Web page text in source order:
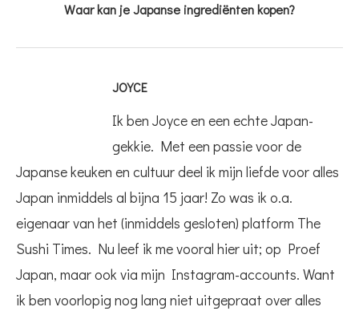
Waar kan je Japanse ingrediënten kopen?
JOYCE
Ik ben Joyce en een echte Japan-
gekkie. Met een passie voor de
Japanse keuken en cultuur deel ik mijn liefde voor alles
Japan inmiddels al bijna 15 jaar! Zo was ik o.a.
eigenaar van het (inmiddels gesloten) platform The
Sushi Times. Nu leef ik me vooral hier uit; op Proef
Japan, maar ook via mijn Instagram-accounts. Want
ik ben voorlopig nog lang niet uitgepraat over alles